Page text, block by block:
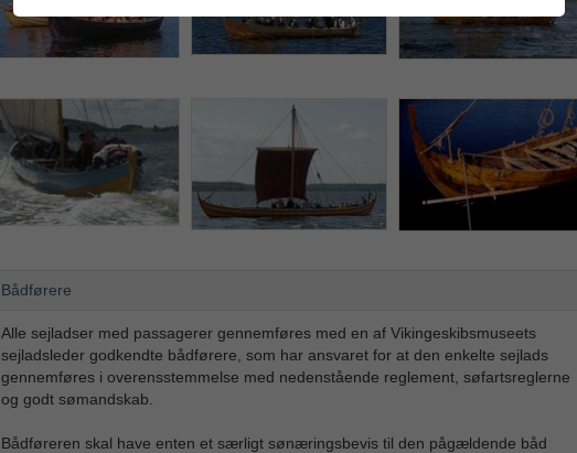
Bådførere
Alle sejladser med passagerer gennemføres med en af Vikingeskibsmuseets
sejladsleder godkendte bådførere, som har ansvaret for at den enkelte sejlads
gennemføres i overensstemmelse med nedenstående reglement, søfartsreglerne
og godt sømandskab.
Bådføreren skal have enten et særligt sønæringsbevis til den pågældende båd